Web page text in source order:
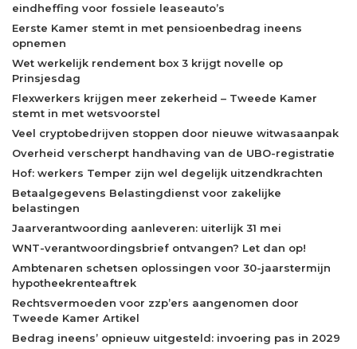
eindheffing voor fossiele leaseauto’s
Eerste Kamer stemt in met pensioenbedrag ineens
opnemen
Wet werkelijk rendement box 3 krijgt novelle op
Prinsjesdag
Flexwerkers krijgen meer zekerheid – Tweede Kamer
stemt in met wetsvoorstel
Veel cryptobedrijven stoppen door nieuwe witwasaanpak
Overheid verscherpt handhaving van de UBO-registratie
Hof: werkers Temper zijn wel degelijk uitzendkrachten
Betaalgegevens Belastingdienst voor zakelijke
belastingen
Jaarverantwoording aanleveren: uiterlijk 31 mei
WNT-verantwoordingsbrief ontvangen? Let dan op!
Ambtenaren schetsen oplossingen voor 30-jaarstermijn
hypotheekrenteaftrek
Rechtsvermoeden voor zzp’ers aangenomen door
Tweede Kamer Artikel
Bedrag ineens’ opnieuw uitgesteld: invoering pas in 2029